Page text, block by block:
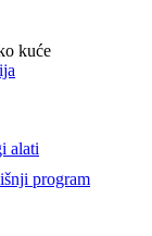
kuće
alati
program